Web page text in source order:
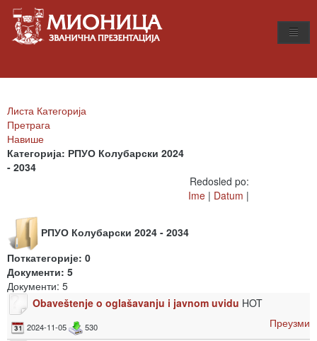
Листа Категорија
Претрага
Навише
Категорија: РПУО Колубарски 2024
- 2034
Redosled po:
Ime | Datum |
РПУО Колубарски 2024 - 2034
Поткатегорије: 0
Документи: 5
Документи: 5
Obaveštenje o oglašavanju i javnom uvidu HOT
2024-11-05 530
Преузми